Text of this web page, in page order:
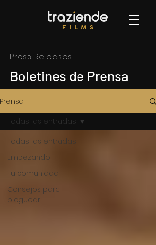
Press Releases
Boletines de Prensa
Prensa
Todas las entradas
Empezando
Tu comunidad
Consejos para
bloguear
Todas las entradas